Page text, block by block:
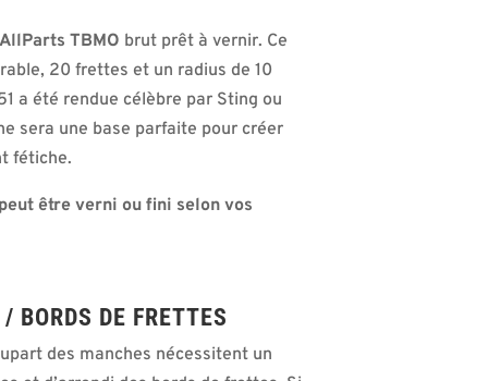
TBMO brut prêt à vernir. Ce
20 frettes et un radius de 10
a été rendue célèbre par Sting ou
sera une base parfaite pour créer
fétiche.
être verni ou fini selon vos
BORDS DE FRETTES
des manches nécessitent un